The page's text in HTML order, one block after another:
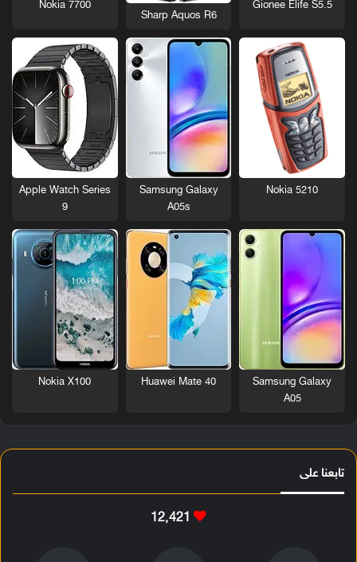
Gionee Elife S5.5
Sharp Aquos R6
Nokia 7700
Nokia 5210
Samsung Galaxy
A05s
Apple Watch Series
9
Samsung Galaxy
A05
Huawei Mate 40
Nokia X100
تابعنا على
12٬421